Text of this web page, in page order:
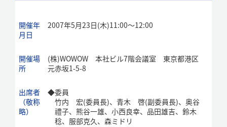
開催年
月日
2007年5月23日(木)11:00～12:00
開催場
所
(株)WOWOW 本社ビル7階会議室 東京都港区
元赤坂1-5-8
出席者
（敬称
略）
◆委員
竹内 宏(委員長)、青木 啓(副委員長)、奥谷
禮子、熊谷一雄、小西良幸、品田雄吉、鈴木
稔、服部克久、森ミドリ